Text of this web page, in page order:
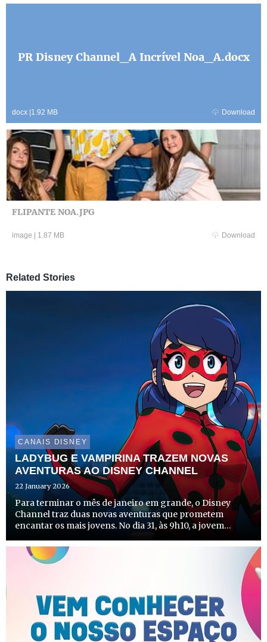
PR Disney Channel_A Incrível Noa_A.docx
docx 1.92 MB Download
FLIPANTE NOA.JPG
image 1.87 MB Download
Related Stories
CANAIS DISNEY
LADYBUG E VAMPIRINA TRAZEM NOVAS
AVENTURAS AO DISNEY CHANNEL
22 January 2026
Para terminar o mês de janeiro em grande, o Disney
Channel traz duas novas aventuras que prometem
encantar os mais jovens. No dia 31, às 9h10, a jovem
internacional em “Miraculous World: As Aventuras de
Ladybug em Tóquio, S...